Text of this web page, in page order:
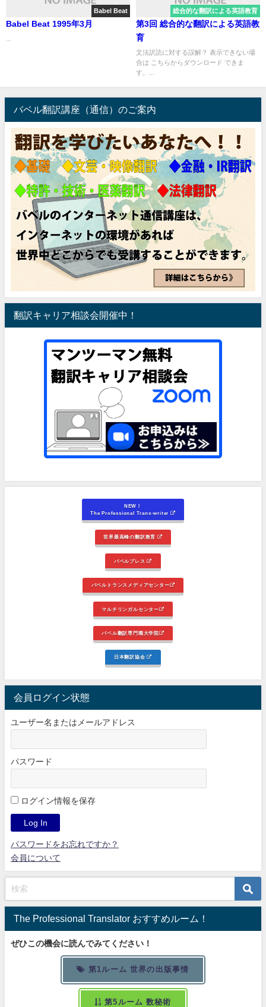
Babel Beat
Babel Beat 1995年3月
総合的な翻訳による英語教育
第3回 総合的な翻訳による英語教
育
文法訳読に対する誤解？ 表示できない場
合は こちらからダウンロード できま
す。...
バベル翻訳講座（通信）のご案内
翻訳キャリア相談会開催中！
NEW！
The Professional Trans-writer
世界最高峰の翻訳教育
バベルプレス
バベルトランスメディアセンター
マルチリンガルセンター
バベル翻訳専門職大学院
日本翻訳協会
会員ログイン状態
ユーザー名またはメールアドレス
パスワード
ログイン情報を保存
パスワードをお忘れですか？
会員について
The Professional Translator おすすめルーム！
ぜひこの機会に読んでみてください！
第1ルーム 世界の出版事情
第5ルーム 数秘術